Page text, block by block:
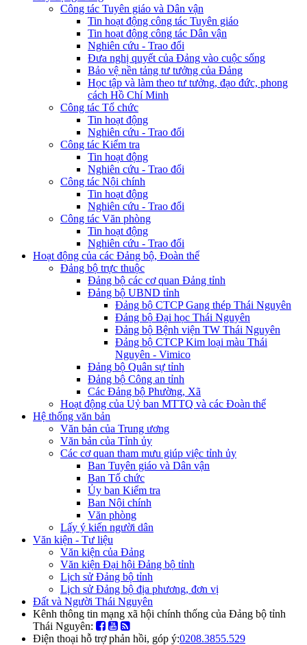
Công tác Tuyên giáo và Dân vận
Tin hoạt động công tác Tuyên giáo
Tin hoạt động công tác Dân vận
Nghiên cứu - Trao đổi
Đưa nghị quyết của Đảng vào cuộc sống
Bảo vệ nền tảng tư tưởng của Đảng
Học tập và làm theo tư tưởng, đạo đức, phong
cách Hồ Chí Minh
Công tác Tổ chức
Tin hoạt động
Nghiên cứu - Trao đổi
Công tác Kiểm tra
Tin hoạt động
Nghiên cứu - Trao đổi
Công tác Nội chính
Tin hoạt động
Nghiên cứu - Trao đổi
Công tác Văn phòng
Tin hoạt động
Nghiên cứu - Trao đổi
Hoạt động của các Đảng bộ, Đoàn thể
Đảng bộ trực thuộc
Đảng bộ các cơ quan Đảng tỉnh
Đảng bộ UBND tỉnh
Đảng bộ CTCP Gang thép Thái Nguyên
Đảng bộ Đại học Thái Nguyên
Đảng bộ Bệnh viện TW Thái Nguyên
Đảng bộ CTCP Kim loại màu Thái
Nguyên - Vimico
Đảng bộ Quân sự tỉnh
Đảng bộ Công an tỉnh
Các Đảng bộ Phường, Xã
Hoạt động của Uỷ ban MTTQ và các Đoàn thể
Hệ thống văn bản
Văn bản của Trung ương
Văn bản của Tỉnh ủy
Các cơ quan tham mưu giúp việc tỉnh ủy
Ban Tuyên giáo và Dân vận
Ban Tổ chức
Ủy ban Kiểm tra
Ban Nội chính
Văn phòng
Lấy ý kiến người dân
Văn kiện - Tư liệu
Văn kiện của Đảng
Văn kiện Đại hội Đảng bộ tỉnh
Lịch sử Đảng bộ tỉnh
Lịch sử Đảng bộ địa phương, đơn vị
Đất và Người Thái Nguyên
Kênh thông tin mạng xã hội chính thống của Đảng bộ tỉnh
Thái Nguyên:
Điện thoại hỗ trợ phản hồi, góp ý:0208.3855.529